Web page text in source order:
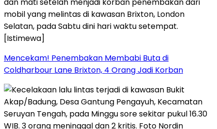
Mencekam! Penembakan Membabi Buta di
Coldharbour Lane Brixton, 4 Orang Jadi Korban